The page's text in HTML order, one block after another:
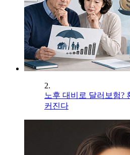
2.
노후 대비로 달러보험?
커진다